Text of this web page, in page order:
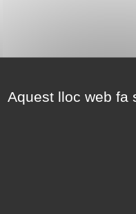
Aquest lloc web fa